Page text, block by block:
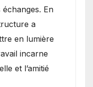
En
a
en lumière
incarne
et l’amitié